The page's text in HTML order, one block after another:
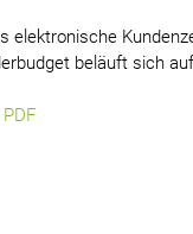
elektronische
beläuft sich